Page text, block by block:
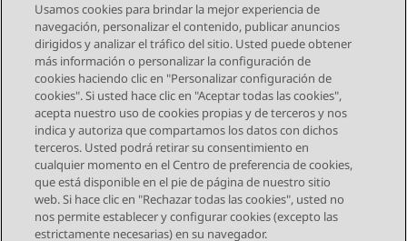
Send Feedback
Navegación de tema
Tema anterior Tema siguiente
STAY CONNECTED
Usamos cookies para brindar la mejor experiencia de
navegación, personalizar el contenido, publicar anuncios
dirigidos y analizar el tráfico del sitio. Usted puede obtener
más información o personalizar la configuración de
cookies haciendo clic en "Personalizar configuración de
cookies". Si usted hace clic en "Aceptar todas las cookies",
acepta nuestro uso de cookies propias y de terceros y nos
indica y autoriza que compartamos los datos con dichos
terceros. Usted podrá retirar su consentimiento en
cualquier momento en el Centro de preferencia de cookies,
que está disponible en el pie de página de nuestro sitio
web. Si hace clic en "Rechazar todas las cookies", usted no
nos permite establecer y configurar cookies (excepto las
estrictamente necesarias) en su navegador.